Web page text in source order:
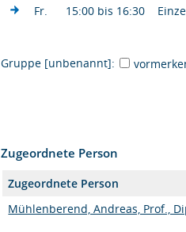
Fr. 15:00 bis 16:30
Gruppe [unbenannt]:
Zugeordnete Person
Zugeordnete Person
Mühlenberend, Andreas, Prof.,